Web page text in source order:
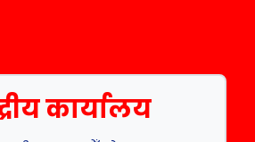
कार्यालय